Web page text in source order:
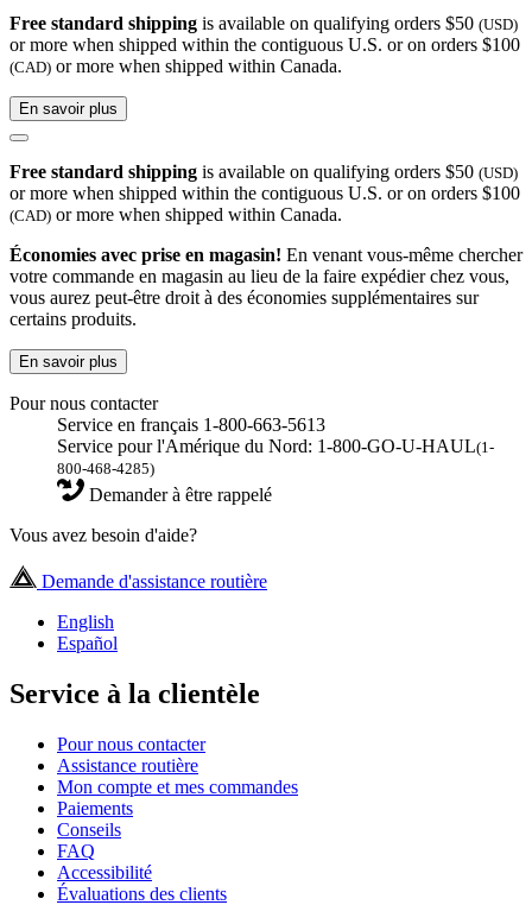
Free standard shipping is available on qualifying orders $50 (USD)
or more when shipped within the contiguous U.S. or on orders $100
(CAD) or more when shipped within Canada.
En savoir plus
Free standard shipping is available on qualifying orders $50 (USD)
or more when shipped within the contiguous U.S. or on orders $100
(CAD) or more when shipped within Canada.
Économies avec prise en magasin! En venant vous-même chercher
votre commande en magasin au lieu de la faire expédier chez vous,
vous aurez peut-être droit à des économies supplémentaires sur
certains produits.
En savoir plus
Pour nous contacter
Service en français 1-800-663-5613
Service pour l'Amérique du Nord: 1-800-GO-U-HAUL(1-
800-468-4285)
Demander à être rappelé
Vous avez besoin d'aide?
Demande d'assistance routière
English
Español
Service à la clientèle
Pour nous contacter
Assistance routière
Mon compte et mes commandes
Paiements
Conseils
FAQ
Accessibilité
Évaluations des clients